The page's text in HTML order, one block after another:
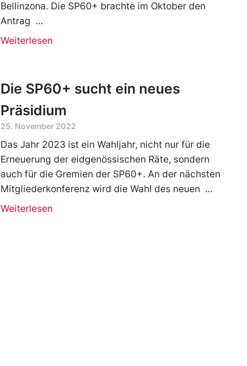
Bellinzona. Die SP60+ brachte im Oktober den
Antrag
Weiterlesen
Die SP60+ sucht ein neues
Präsidium
25. November 2022
Das Jahr 2023 ist ein Wahljahr, nicht nur für die
Erneuerung der eidgenössischen Räte, sondern
auch für die Gremien der SP60+. An der nächsten
Mitgliederkonferenz wird die Wahl des neuen
Weiterlesen